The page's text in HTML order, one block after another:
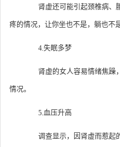
肾虚还可能引起颈椎病、
疼的情况，让你坐也不是，躺也不
4.失眠多梦
肾虚的女人容易情绪焦躁
情况。
5.血压升高
调查显示，因肾虚而惹起